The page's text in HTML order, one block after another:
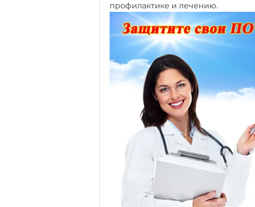
профилактике и лечению.